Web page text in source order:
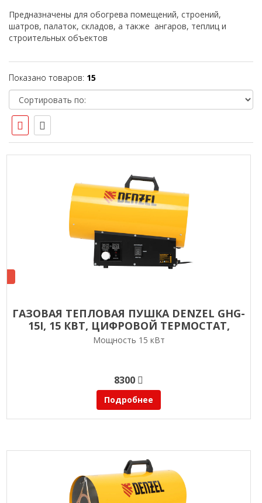
Предназначены для обогрева помещений, строений,
шатров, палаток, складов, а также ангаров, теплиц и
строительных объектов
Показано товаров: 15
ГАЗОВАЯ ТЕПЛОВАЯ ПУШКА DENZEL GHG-
15I, 15 КВТ, ЦИФРОВОЙ ТЕРМОСТАТ,
ПРОПАН-БУТАН
Мощность 15 кВт
8300
Подробнее